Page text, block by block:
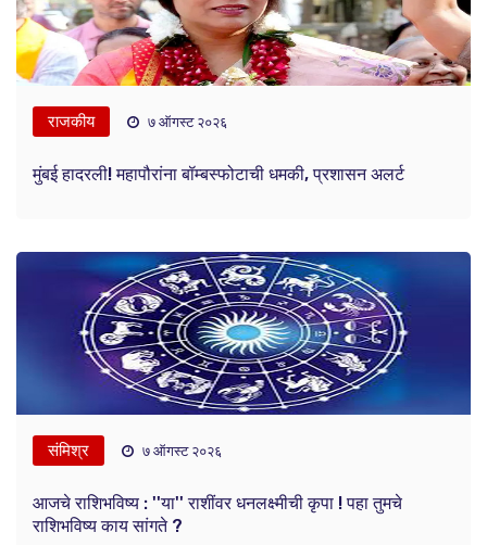
राजकीय ७ ऑगस्ट २०२६
मुंबई हादरली! महापौरांना बॉम्बस्फोटाची धमकी, प्रशासन अलर्ट
संमिश्र ७ ऑगस्ट २०२६
आजचे राशिभविष्य : ''या'' राशींवर धनलक्ष्मीची कृपा ! पहा तुमचे
राशिभविष्य काय सांगते ?